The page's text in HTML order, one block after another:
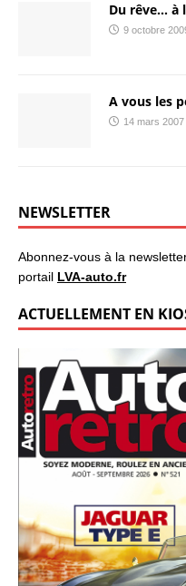
Du rêve… à
9 octobre
A vous les
14 mars 2007
NEWSLETTER
Abonnez-vous à la
portail LVA-auto.fr
ACTUELLEMENT EN